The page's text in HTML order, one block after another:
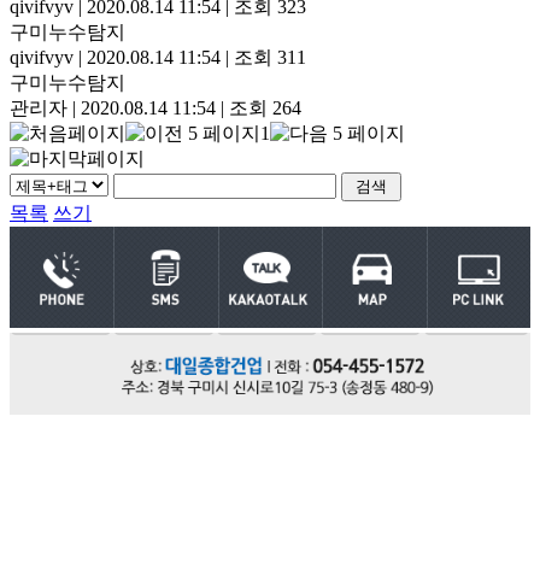
qivifvyv | 2020.08.14 11:54 | 조회 323
구미누수탐지
qivifvyv | 2020.08.14 11:54 | 조회 311
구미누수탐지
관리자 | 2020.08.14 11:54 | 조회 264
1
목록 쓰기